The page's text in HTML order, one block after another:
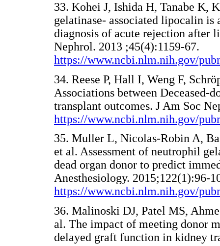
33. Kohei J, Ishida H, Tanabe K,
gelatinase- associated lipocalin
diagnosis of acute rejection after
Nephrol. 2013 ;45(4):1159-67.
https://www.ncbi.nlm.nih.gov/
34. Reese P, Hall I, Weng F,
Associations between Deceased-
transplant outcomes. J Am Soc
https://www.ncbi.nlm.nih.gov/
35. Muller L, Nicolas-Robin A,
et al. Assessment of neutrophil
dead organ donor to predict
Anesthesiology. 2015;122(1):96-
https://www.ncbi.nlm.nih.gov/
36. Malinoski DJ, Patel MS,
al. The impact of meeting donor
delayed graft function in kidney